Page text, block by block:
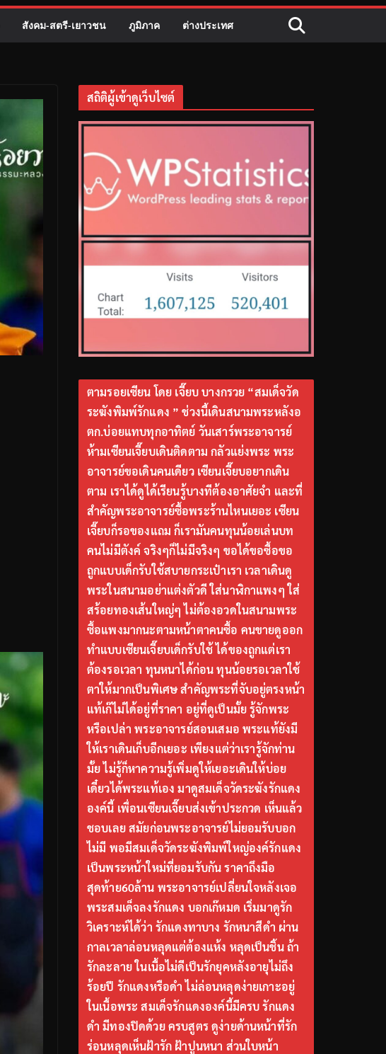
สังคม-สตรี-เยาวชน ภูมิภาค ต่างประเทศ
สถิติผู้เข้าดูเว็บไซต์
ตามรอยเซียน โดย เจี๊ยบ บางกรวย “สมเด็จวัด
ระฆังพิมพ์รักแดง ” ช่วงนี้เดินสนามพระหลังอ
ตก.บ่อยแทบทุกอาทิตย์ วันเสาร์พระอาจารย์
ห้ามเซียนเจี๊ยบเดินติดตาม กลัวแย่งพระ พระ
อาจารย์ขอเดินคนเดียว เซียนเจี๊ยบอยากเดิน
ตาม เราได้ดูได้เรียนรู้บางทีต้องอาศัยจำ และที่
สำคัญพระอาจารย์ซื้อพระร้านไหนเยอะ เซียน
เจี๊ยบก็รอของแถม ก็เรามันคนทุนน้อยเล่นบท
คนไม่มีตังค์ จริงๆก็ไม่มีจริงๆ ขอได้ขอซื้อขอ
ถูกแบบเด็กรับใช้สบายกระเป๋าเรา เวลาเดินดู
พระในสนามอย่าแต่งตัวดี ใส่นาฬิกาแพงๆ ใส่
สร้อยทองเส้นใหญ่ๆ ไม่ต้องอวดในสนามพระ
ซื้อแพงมากนะตามหน้าตาคนซื้อ คนขายดูออก
ทำแบบเซียนเจี๊ยบเด็กรับใช้ ได้ของถูกแต่เรา
ต้องรอเวลา ทุนหนาได้ก่อน ทุนน้อยรอเวลาใช้
ตาให้มากเป็นพิเศษ สำคัญพระที่จับอยู่ตรงหน้า
แท้เก๊ไม่ได้อยู่ที่ราคา อยู่ที่ดูเป็นมั้ย รู้จักพระ
หรือเปล่า พระอาจารย์สอนเสมอ พระแท้ยังมี
ให้เราเดินเก็บอีกเยอะ เพียงแต่ว่าเรารู้จักท่าน
มั้ย ไม่รู้ก็หาความรู้เพิ่มดูให้เยอะเดินให้บ่อย
เดี๋ยวได้พระแท้เอง มาดูสมเด็จวัดระฆังรักแดง
องค์นี้ เพื่อนเซียนเจี๊ยบส่งเข้าประกวด เห็นแล้ว
ชอบเลย สมัยก่อนพระอาจารย์ไม่ยอมรับบอก
ไม่มี พอมีสมเด็จวัดระฆังพิมพ์ใหญ่องค์รักแดง
เป็นพระหน้าใหม่ที่ยอมรับกัน ราคาถึงมือ
สุดท้าย60ล้าน พระอาจารย์เปลี่ยนใจหลังเจอ
พระสมเด็จลงรักแดง บอกเก๊หมด เริ่มมาดูรัก
วิเคราะห์ได้ว่า รักแดงทาบาง รักหนาสีดำ ผ่าน
กาลเวลาล่อนหลุดแต่ต้องแห้ง หลุดเป็นชิ้น ถ้า
รักละลาย ในเนื้อไม่ดีเป็นรักยุคหลังอายุไม่ถึง
ร้อยปี รักแดงหรือดำ ไม่ล่อนหลุดง่ายเกาะอยู่
ในเนื้อพระ สมเด็จรักแดงองค์นี้มีครบ รักแดง
ดำ มีทองปิดด้วย ครบสูตร ดูง่ายด้านหน้าที่รัก
ร่อนหลุดเห็นฝ้ารัก ฝ้าปูนหนา ส่วนใบหน้า